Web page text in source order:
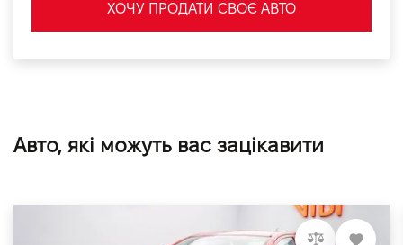
ХОЧУ ПРОДАТИ СВОЄ АВТО
Авто, які можуть вас зацікавити